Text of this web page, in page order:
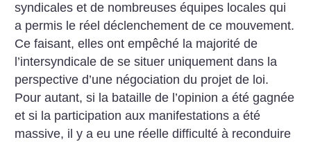
syndicales et de nombreuses équipes locales qui
a permis le réel déclenchement de ce mouvement.
Ce faisant, elles ont empêché la majorité de
l’intersyndicale de se situer uniquement dans la
perspective d’une négociation du projet de loi.
Pour autant, si la bataille de l’opinion a été gagnée
et si la participation aux manifestations a été
massive, il y a eu une réelle difficulté à reconduire